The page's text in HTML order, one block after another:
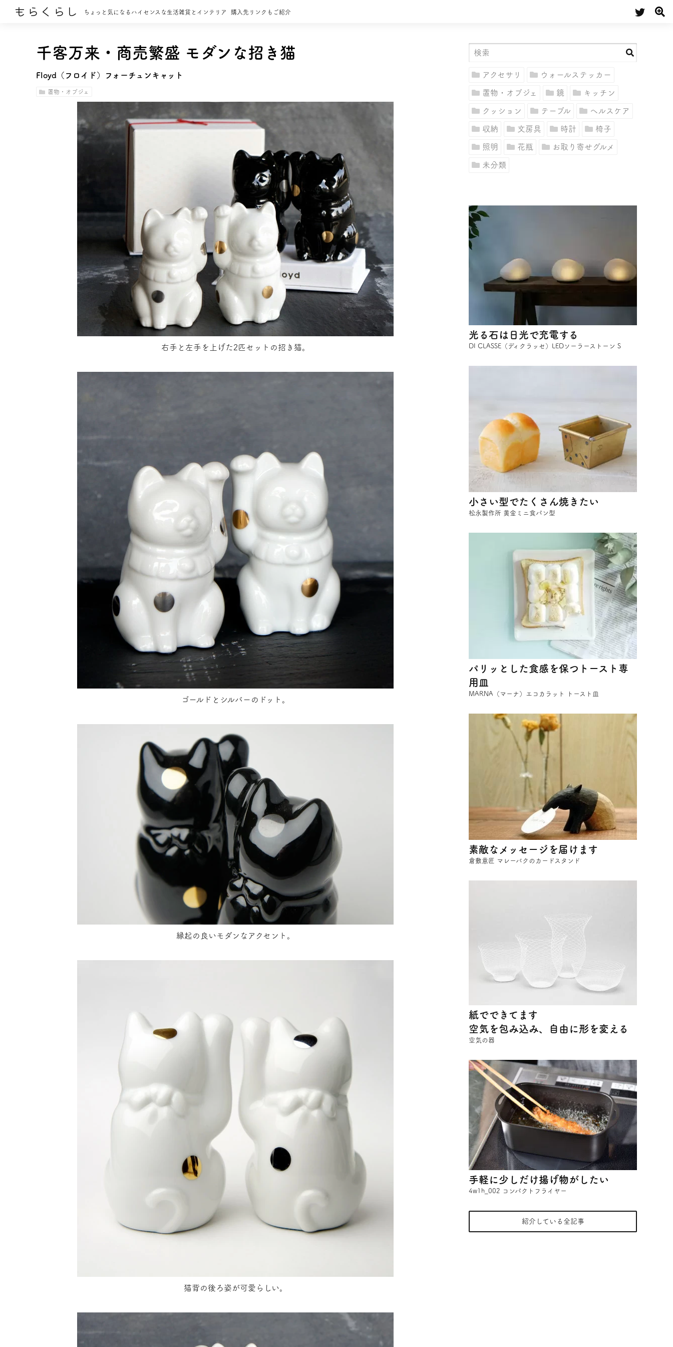
もらくらし ちょっと気になるハイセンスな生活雑貨とインテリア 購入先リンクもご紹介
千客万来・商売繁盛 モダンな招き猫
Floyd（フロイド）フォーチュンキャット
置物・オブジェ
右手と左手を上げた2匹セットの招き猫。
ゴールドとシルバーのドット。
縁起の良いモダンなアクセント。
猫背の後ろ姿が可愛らしい。
アクセサリ ウォールステッカー
置物・オブジェ 鏡 キッチン
クッション テーブル ヘルスケア
収納 文房具 時計 椅子
照明 花瓶 お取り寄せグルメ
未分類
光る石は日光で充電する
DI CLASSE（ディクラッセ）LEDソーラーストーン S
小さい型でたくさん焼きたい
松永製作所 黄金ミニ食パン型
パリッとした食感を保つトースト専
用皿
MARNA（マーナ）エコカラット トースト皿
素敵なメッセージを届けます
倉敷意匠 マレーバクのカードスタンド
紙でできてます
空気を包み込み、自由に形を変える
空気の器
手軽に少しだけ揚げ物がしたい
4w1h_002 コンパクトフライヤー
紹介している全記事